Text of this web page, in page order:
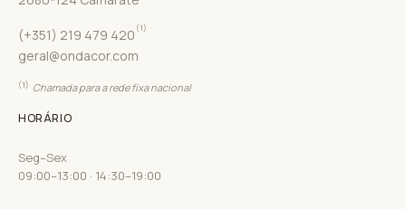
(+351) 219 479 420 (1)
geral@ondacor.com
(1) Chamada para a rede fixa nacional
HORÁRIO
Seg–Sex
09:00–13:00 · 14:30–19:00